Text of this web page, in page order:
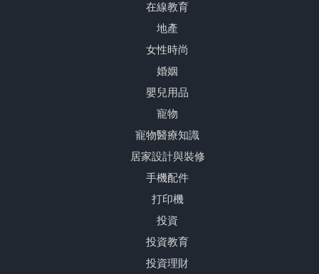
在線教育
地產
女性時尚
婚姻
嬰兒用品
寵物
寵物醫療知識
居家設計與裝修
手機配件
打印機
投資
投資教育
投資理財